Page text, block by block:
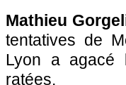
Mathieu
tentatives de
Lyon a agacé
ratées.